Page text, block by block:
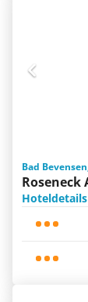
Bad
Hoteldetails